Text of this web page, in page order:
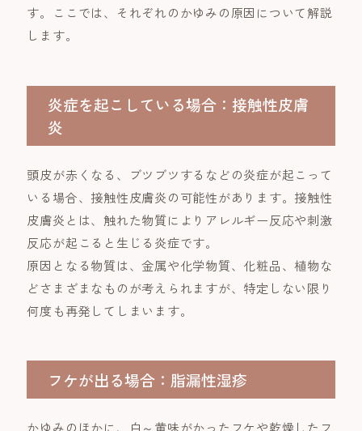
す。ここでは、それぞれのかゆみの原因について解説
します。
炎症を起こしている場合：接触性皮膚
炎
頭皮が赤くなる、ブツブツするなどの炎症が起こって
いる場合、接触性皮膚炎の可能性があります。接触性
皮膚炎とは、触れた物質によりアレルギー反応や刺激
反応が起こると生じる炎症です。
原因となる物質は、金属や化学物質、化粧品、植物な
どさまざまなものが考えられますが、特定しない限り
何度も再発してしまいます。
フケが出る場合：脂漏性湿疹
かゆみのほかに、白～黄味がかったフケや乾燥したフ